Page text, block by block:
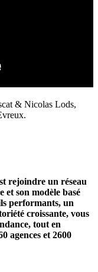
& Nicolas Lods,
rejoindre un réseau
son modèle basé
performants, un
croissante, vous
tout en
agences et 2600